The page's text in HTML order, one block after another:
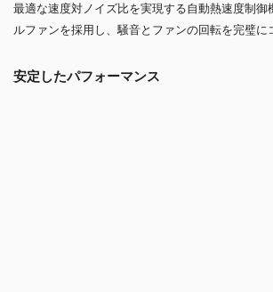
最適な速度対ノイズ比を実現する自動熱速度制御
ルファンを採用し、騒音とファンの回転を完璧に
安定したパフォーマンス